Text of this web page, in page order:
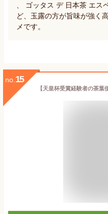
、 ゴッタス デ 日本茶 エ
ど、玉露の方が旨味が強く
メです。
no. 15